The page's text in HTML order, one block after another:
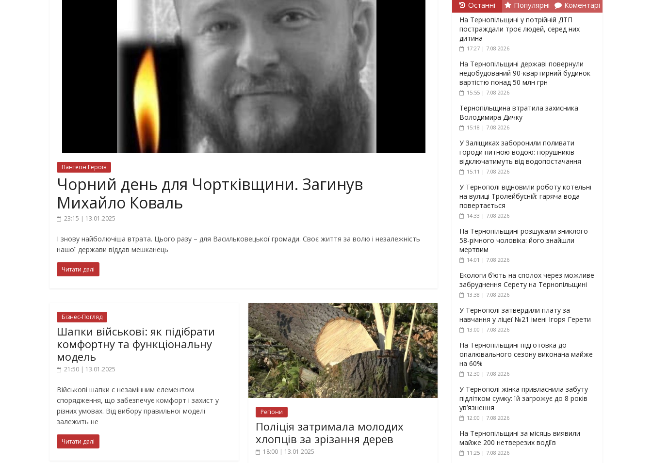
Пантеон Героїв
Чорний день для Чортківщини. Загинув
Михайло Коваль
23:15 | 13.01.2025
І знову найболючіша втрата. Цього разу – для Васильковецької громади. Своє життя за волю і незалежність
нашої держави віддав мешканець
Читати далі
Бізнес-Погляд
Шапки військові: як підібрати
комфортну та функціональну
модель
21:50 | 13.01.2025
Військові шапки є незамінним елементом
спорядження, що забезпечує комфорт і захист у
різних умовах. Від вибору правильної моделі
залежить не
Читати далі
Регіони
Поліція затримала молодих
хлопців за зрізання дерев
18:00 | 13.01.2025
Останні Популярні Коментарі
На Тернопільщині у потрійній ДТП
постраждали троє людей, серед них
дитина
17:27 | 7.08.2026
На Тернопільщині державі повернули
недобудований 90-квартирний будинок
вартістю понад 50 млн грн
15:55 | 7.08.2026
Тернопільщина втратила захисника
Володимира Дичку
15:18 | 7.08.2026
У Заліщиках заборонили поливати
городи питною водою: порушників
відключатимуть від водопостачання
15:11 | 7.08.2026
У Тернополі відновили роботу котельні
на вулиці Тролейбусній: гаряча вода
повертається
14:33 | 7.08.2026
На Тернопільщині розшукали зниклого
58-річного чоловіка: його знайшли
мертвим
14:01 | 7.08.2026
Екологи б’ють на сполох через можливе
забруднення Серету на Тернопільщині
13:38 | 7.08.2026
У Тернополі затвердили плату за
навчання у ліцеї №21 імені Ігоря Герети
13:00 | 7.08.2026
На Тернопільщині підготовка до
опалювального сезону виконана майже
на 60%
12:30 | 7.08.2026
У Тернополі жінка привласнила забуту
підлітком сумку: їй загрожує до 8 років
ув’язнення
12:00 | 7.08.2026
На Тернопільщині за місяць виявили
майже 200 нетверезих водіїв
11:25 | 7.08.2026